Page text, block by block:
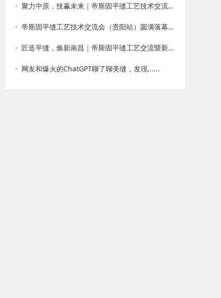
聚力中原，技赢未来｜帝斯固平缝工艺技术交流会・郑州站圆满收官
帝斯固平缝工艺技术交流会（贵阳站）圆满落幕！以技会友，新品赋能
匠造平缝，焕新南昌｜帝斯固平缝工艺交流暨新品发布会圆满落幕
网友和爆火的ChatGPT聊了聊美缝，发现......